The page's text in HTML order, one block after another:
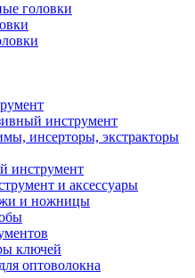
головки
инструмент
инсерторы, экстракторы
инструмент
и аксессуары
и ножницы
ключей
оптоволокна